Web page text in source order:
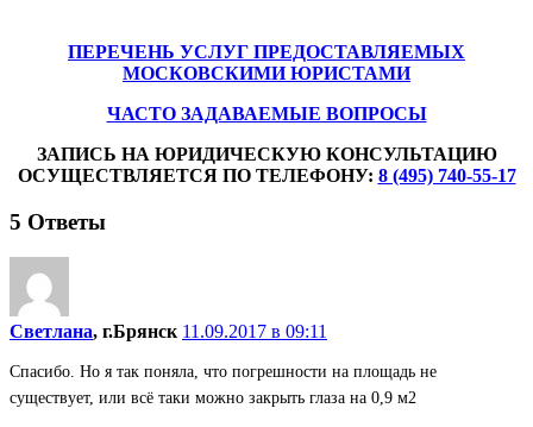
ПЕРЕЧЕНЬ УСЛУГ ПРЕДОСТАВЛЯЕМЫХ
МОСКОВСКИМИ ЮРИСТАМИ
ЧАСТО ЗАДАВАЕМЫЕ ВОПРОСЫ
ЗАПИСЬ НА ЮРИДИЧЕСКУЮ КОНСУЛЬТАЦИЮ
ОСУЩЕСТВЛЯЕТСЯ ПО ТЕЛЕФОНУ: 8 (495) 740-55-17
5 Ответы
Светлана, г.Брянск 11.09.2017 в 09:11
Спасибо. Но я так поняла, что погрешности на площадь не
существует, или всё таки можно закрыть глаза на 0,9 м2